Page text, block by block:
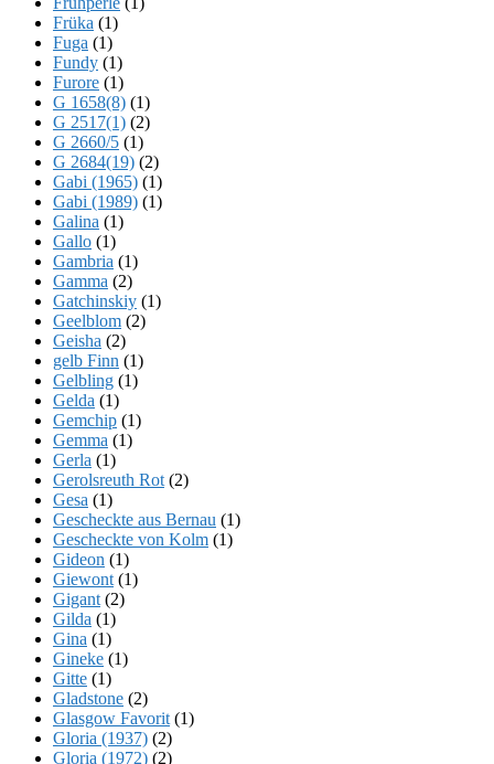
Früka (1)
Fuga (1)
Fundy (1)
Furore (1)
G 1658(8) (1)
G 2517(1) (2)
G 2660/5 (1)
G 2684(19) (2)
Gabi (1965) (1)
Gabi (1989) (1)
Galina (1)
Gallo (1)
Gambria (1)
Gamma (2)
Gatchinskiy (1)
Geelblom (2)
Geisha (2)
gelb Finn (1)
Gelbling (1)
Gelda (1)
Gemchip (1)
Gemma (1)
Gerla (1)
Gerolsreuth Rot (2)
Gesa (1)
Gescheckte aus Bernau (1)
Gescheckte von Kolm (1)
Gideon (1)
Giewont (1)
Gigant (2)
Gilda (1)
Gina (1)
Gineke (1)
Gitte (1)
Gladstone (2)
Glasgow Favorit (1)
Gloria (1937) (2)
Gloria (1972) (2)